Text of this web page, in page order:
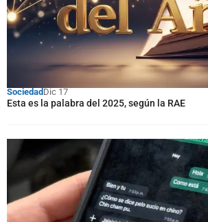
Sociedad Dic 17
Esta es la palabra del 2025, según la RAE